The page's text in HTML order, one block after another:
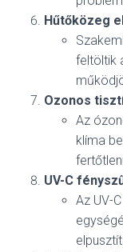
Hűtőközeg
feltöltik
Ozonos
Az
klíma
UV-C
Az UV-